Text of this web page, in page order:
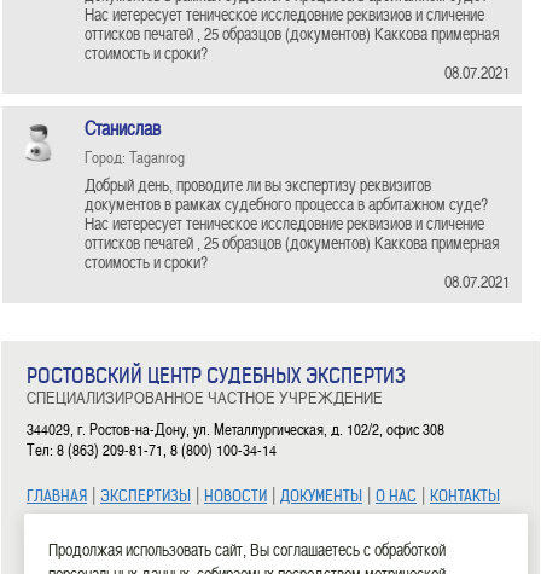
Нас иетересует теническое исследовние реквизиов и сличение
оттисков печатей , 25 образцов (документов) Каккова примерная
стоимость и сроки?
08.07.2021
Станислав
Город: Taganrog
Добрый день, проводите ли вы экспертизу реквизитов
документов в рамках судебного процесса в арбитажном суде?
Нас иетересует теническое исследовние реквизиов и сличение
оттисков печатей , 25 образцов (документов) Каккова примерная
стоимость и сроки?
08.07.2021
РОСТОВСКИЙ ЦЕНТР СУДЕБНЫХ ЭКСПЕРТИЗ
СПЕЦИАЛИЗИРОВАННОЕ ЧАСТНОЕ УЧРЕЖДЕНИЕ
344029, г. Ростов-на-Дону, ул. Металлургическая, д. 102/2, офис 308
Тел: 8 (863) 209-81-71, 8 (800) 100-34-14
ГЛАВНАЯ | ЭКСПЕРТИЗЫ | НОВОСТИ | ДОКУМЕНТЫ | О НАС | КОНТАКТЫ
2006—2026 СЧУ «Ростовский центр судебных экспертиз»
Продолжая использовать сайт, Вы соглашаетесь с обработкой